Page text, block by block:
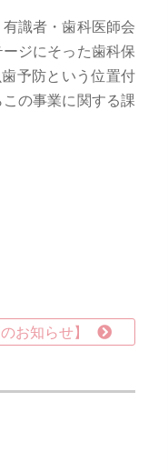
識者・歯科医師会
ジにそった歯科保
予防という位置付
の事業に関する課
お知らせ】